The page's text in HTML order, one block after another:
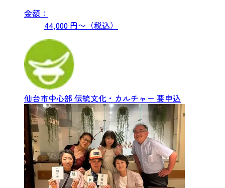
金額：
44,000 円〜（税込）
仙台市中心部 伝統文化・カルチャー 要申込